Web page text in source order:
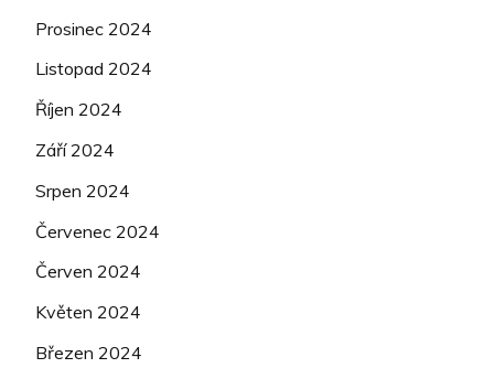
Prosinec 2024
Listopad 2024
Říjen 2024
Září 2024
Srpen 2024
Červenec 2024
Červen 2024
Květen 2024
Březen 2024